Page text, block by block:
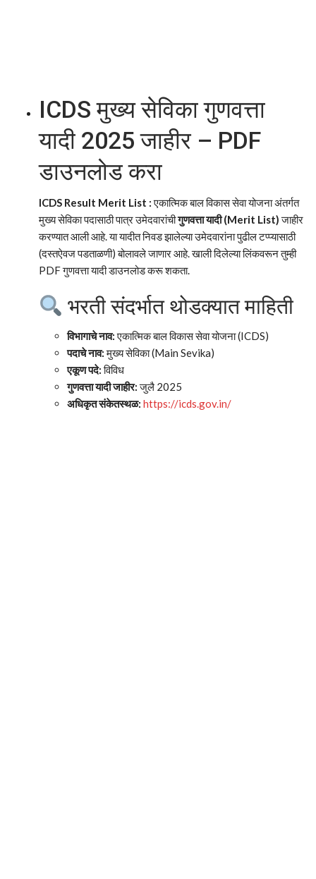
ICDS मुख्य सेविका गुणवत्ता
यादी 2025 जाहीर – PDF
डाउनलोड करा
ICDS Result Merit List :एकात्मिक बाल विकास सेवा योजना अंतर्गत
मुख्य सेविका पदासाठी पात्र उमेदवारांचीगुणवत्ता यादी (Merit List)जाहीर
करण्यात आली आहे. या यादीत निवड झालेल्या उमेदवारांना पुढील टप्प्यासाठी
(दस्तऐवज पडताळणी) बोलावले जाणार आहे. खाली दिलेल्या लिंकवरून तुम्ही
PDF गुणवत्ता यादी डाउनलोड करू शकता.
भरती संदर्भात थोडक्यात माहिती
विभागाचे नाव:एकात्मिक बाल विकास सेवा योजना (ICDS)
पदाचे नाव:मुख्य सेविका (Main Sevika)
एकूण पदे:विविध
गुणवत्ता यादी जाहीर:जुलै 2025
अधिकृत संकेतस्थळ: https://icds.gov.in/